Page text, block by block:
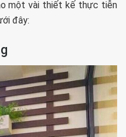
một vài thiết kế thực tiễn
đây: